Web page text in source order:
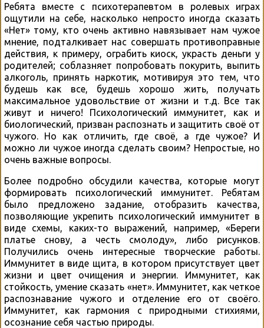
Ребята вместе с психотерапевтом в ролевых играх
ощутили на себе, насколько непросто иногда сказать
«Нет» тому, кто очень активно навязывает нам чужое
мнение, подталкивает нас совершать противоправные
действия, к примеру, ограбить киоск, украсть деньги у
родителей; соблазняет попробовать покурить, выпить
алкоголь, принять наркотик, мотивируя это тем, что
будешь как все, будешь хорошо жить, получать
максимальное удовольствие от жизни и т.д. Все так
живут и ничего! Психологический иммунитет, как и
биологический, призван распознать и защитить своё от
чужого. Но как отличить, где своё, а где чужое? И
можно ли чужое иногда сделать своим? Непростые, но
очень важные вопросы.
Более подробно обсудили качества, которые могут
формировать психологический иммунитет. Ребятам
было предложено задание, отобразить качества,
позволяющие укрепить психологический иммунитет в
виде схемы, каких-то выражений, например, «Береги
платье снову, а честь смолоду», либо рисунков.
Получились очень интересные творческие работы.
Иммунитет в виде щита, в котором присутствует цвет
жизни и цвет очищения и энергии. Иммунитет, как
стойкость, умение сказать «нет». Иммунитет, как четкое
распознавание чужого и отделение его от своёго.
Иммунитет, как гармония с природными стихиями,
осознание себя частью природы.